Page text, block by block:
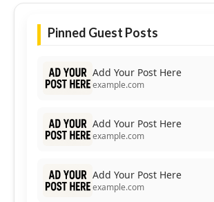
Pinned Guest Posts
Add Your Post Here
example.com
Add Your Post Here
example.com
Add Your Post Here
example.com